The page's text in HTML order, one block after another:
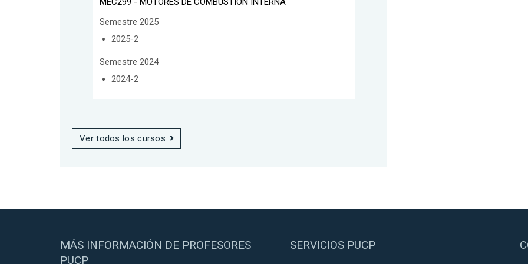
Semestre 2025
2025-2
Semestre 2024
2024-2
Ver todos los cursos
MÁS INFORMACIÓN DE PROFESORES
PUCP
SERVICIOS PUCP